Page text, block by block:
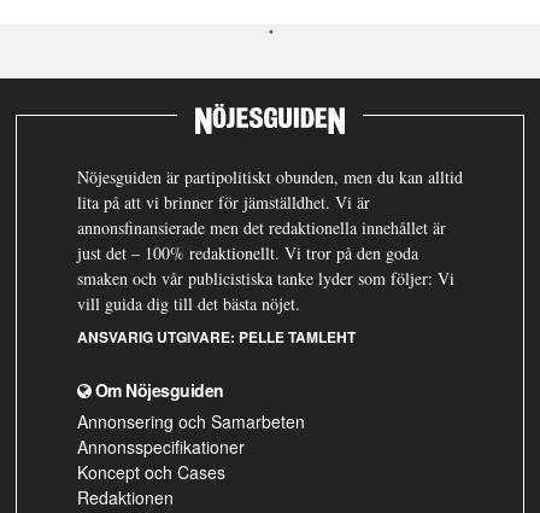
Nöjesguiden är partipolitiskt obunden, men du kan alltid
lita på att vi brinner för jämställdhet. Vi är
annonsfinansierade men det redaktionella innehållet är
just det – 100% redaktionellt. Vi tror på den goda
smaken och vår publicistiska tanke lyder som följer: Vi
vill guida dig till det bästa nöjet.
ANSVARIG UTGIVARE: PELLE TAMLEHT
Om Nöjesguiden
Annonsering och Samarbeten
Annonsspecifikationer
Koncept och Cases
Redaktionen